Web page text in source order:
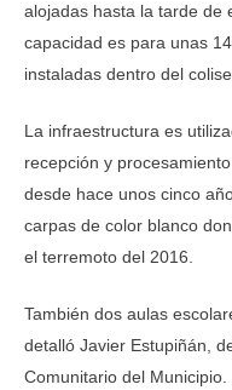
alojadas hasta la tarde de
capacidad es para unas
instaladas dentro del
La infraestructura es
recepción y
desde hace unos cinco
carpas de color blanco
el terremoto del 2016.
También dos aulas
detalló Javier Estupiñán,
Comunitario del Municipio.